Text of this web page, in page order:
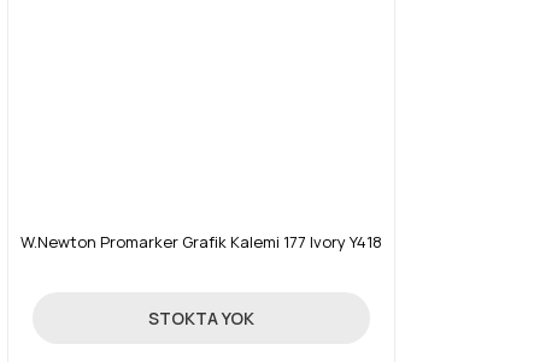
W.Newton Promarker Grafik Kalemi 177 Ivory Y418
19,90 TL
STOKTA YOK